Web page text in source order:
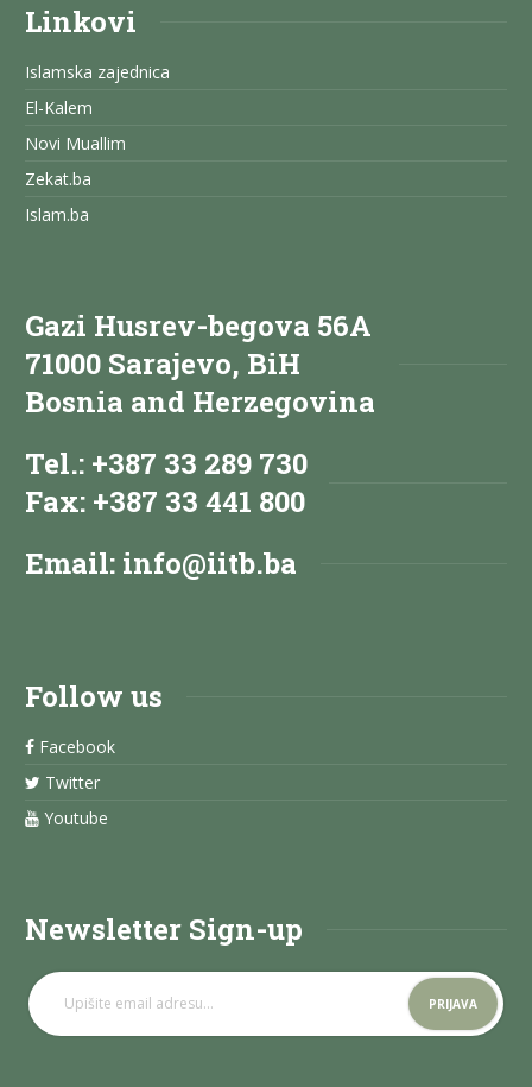
Linkovi
Islamska zajednica
El-Kalem
Novi Muallim
Zekat.ba
Islam.ba
Gazi Husrev-begova 56A
71000 Sarajevo, BiH
Bosnia and Herzegovina
Tel.: +387 33 289 730
Fax: +387 33 441 800
Email: info@iitb.ba
Follow us
Facebook
Twitter
Youtube
Newsletter Sign-up